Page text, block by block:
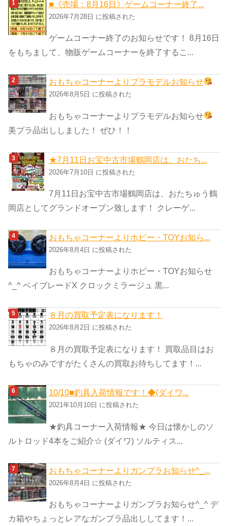
リ
ー
■《売場：8月16日》ゲームコーナー終了...
2026年7月28日 に投稿された
ゲームコーナー終了のお知らせです！ 8月16日
をもちまして、物販ゲームコーナーを終了するこ...
おもちゃコーナーよりプラモデルお知らせ
2026年8月5日 に投稿された
おもちゃコーナーよりプラモデルお知らせ
美プラ品出ししました！ ぜひ！！
★7月11日お宝中古市場鶴岡店は、おたち...
2026年7月10日 に投稿された
7月11日お宝中古市場鶴岡店は、おたちゅう鶴
岡店としてグランドオープン致します！ クレーゲ...
おもちゃコーナーよりホビー・TOYお知ら...
2026年8月4日 に投稿された
おもちゃコーナーよりホビー・TOYお知らせ
^_^ ベイブレードX クロックミラージュ 黒...
８月の買取予定表になります！
2026年8月2日 に投稿された
８月の買取予定表になります！ 買取品目はお
もちゃのみですがたくさんの買取お待ちしてます！...
10/10■釣具入荷情報です！◆(ダイワ...
2021年10月10日 に投稿された
★釣具コーナー入荷情報★ 今日は懐かしのソ
ルトロッド4本をご紹介☆ (ダイワ) ソルティス...
おもちゃコーナーよりガンプラお知らせ^_...
2026年8月4日 に投稿された
おもちゃコーナーよりガンプラお知らせ^_^ デ
カ箱やちょっとレアなガンプラ品出ししてます！...